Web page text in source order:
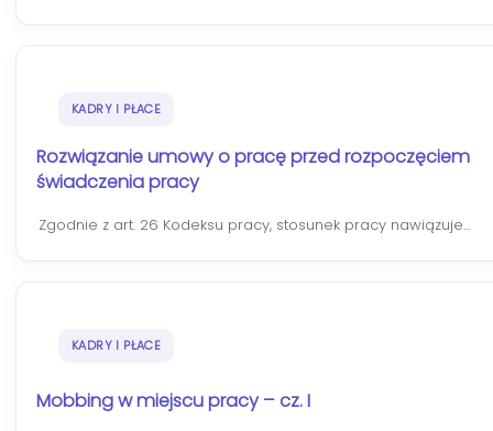
KADRY I PŁACE
Rozwiązanie umowy o pracę przed rozpoczęciem
świadczenia pracy
Zgodnie z art. 26 Kodeksu pracy, stosunek pracy nawiązuje…
KADRY I PŁACE
Mobbing w miejscu pracy – cz. I